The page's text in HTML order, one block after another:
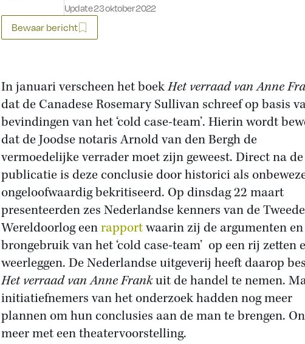
Update 23 oktober 2022
Bewaar bericht
In januari verscheen het boekHet verraad van Anne
dat de Canadese Rosemary Sullivan schreef op basis
bevindingen van het ‘cold case-team’. Hierin wordt
dat de Joodse notaris Arnold van den Bergh de
vermoedelijke verrader moet zijn geweest. Direct na de
publicatie is deze conclusie door historici als
ongeloofwaardig bekritiseerd. Op dinsdag 22 maart
presenteerden zes Nederlandse kenners van de Tweede
Wereldoorlog eenrapportwaarin zij de argumenten
brongebruik van het ‘cold case-team’ op een rij zetten
weerleggen. De Nederlandse uitgeverij heeft daarop
Het verraad van Anne Frankuit de handel te nemen.
initiatiefnemers van het onderzoek hadden nog meer
plannen om hun conclusies aan de man te brengen.
meer met een theatervoorstelling.